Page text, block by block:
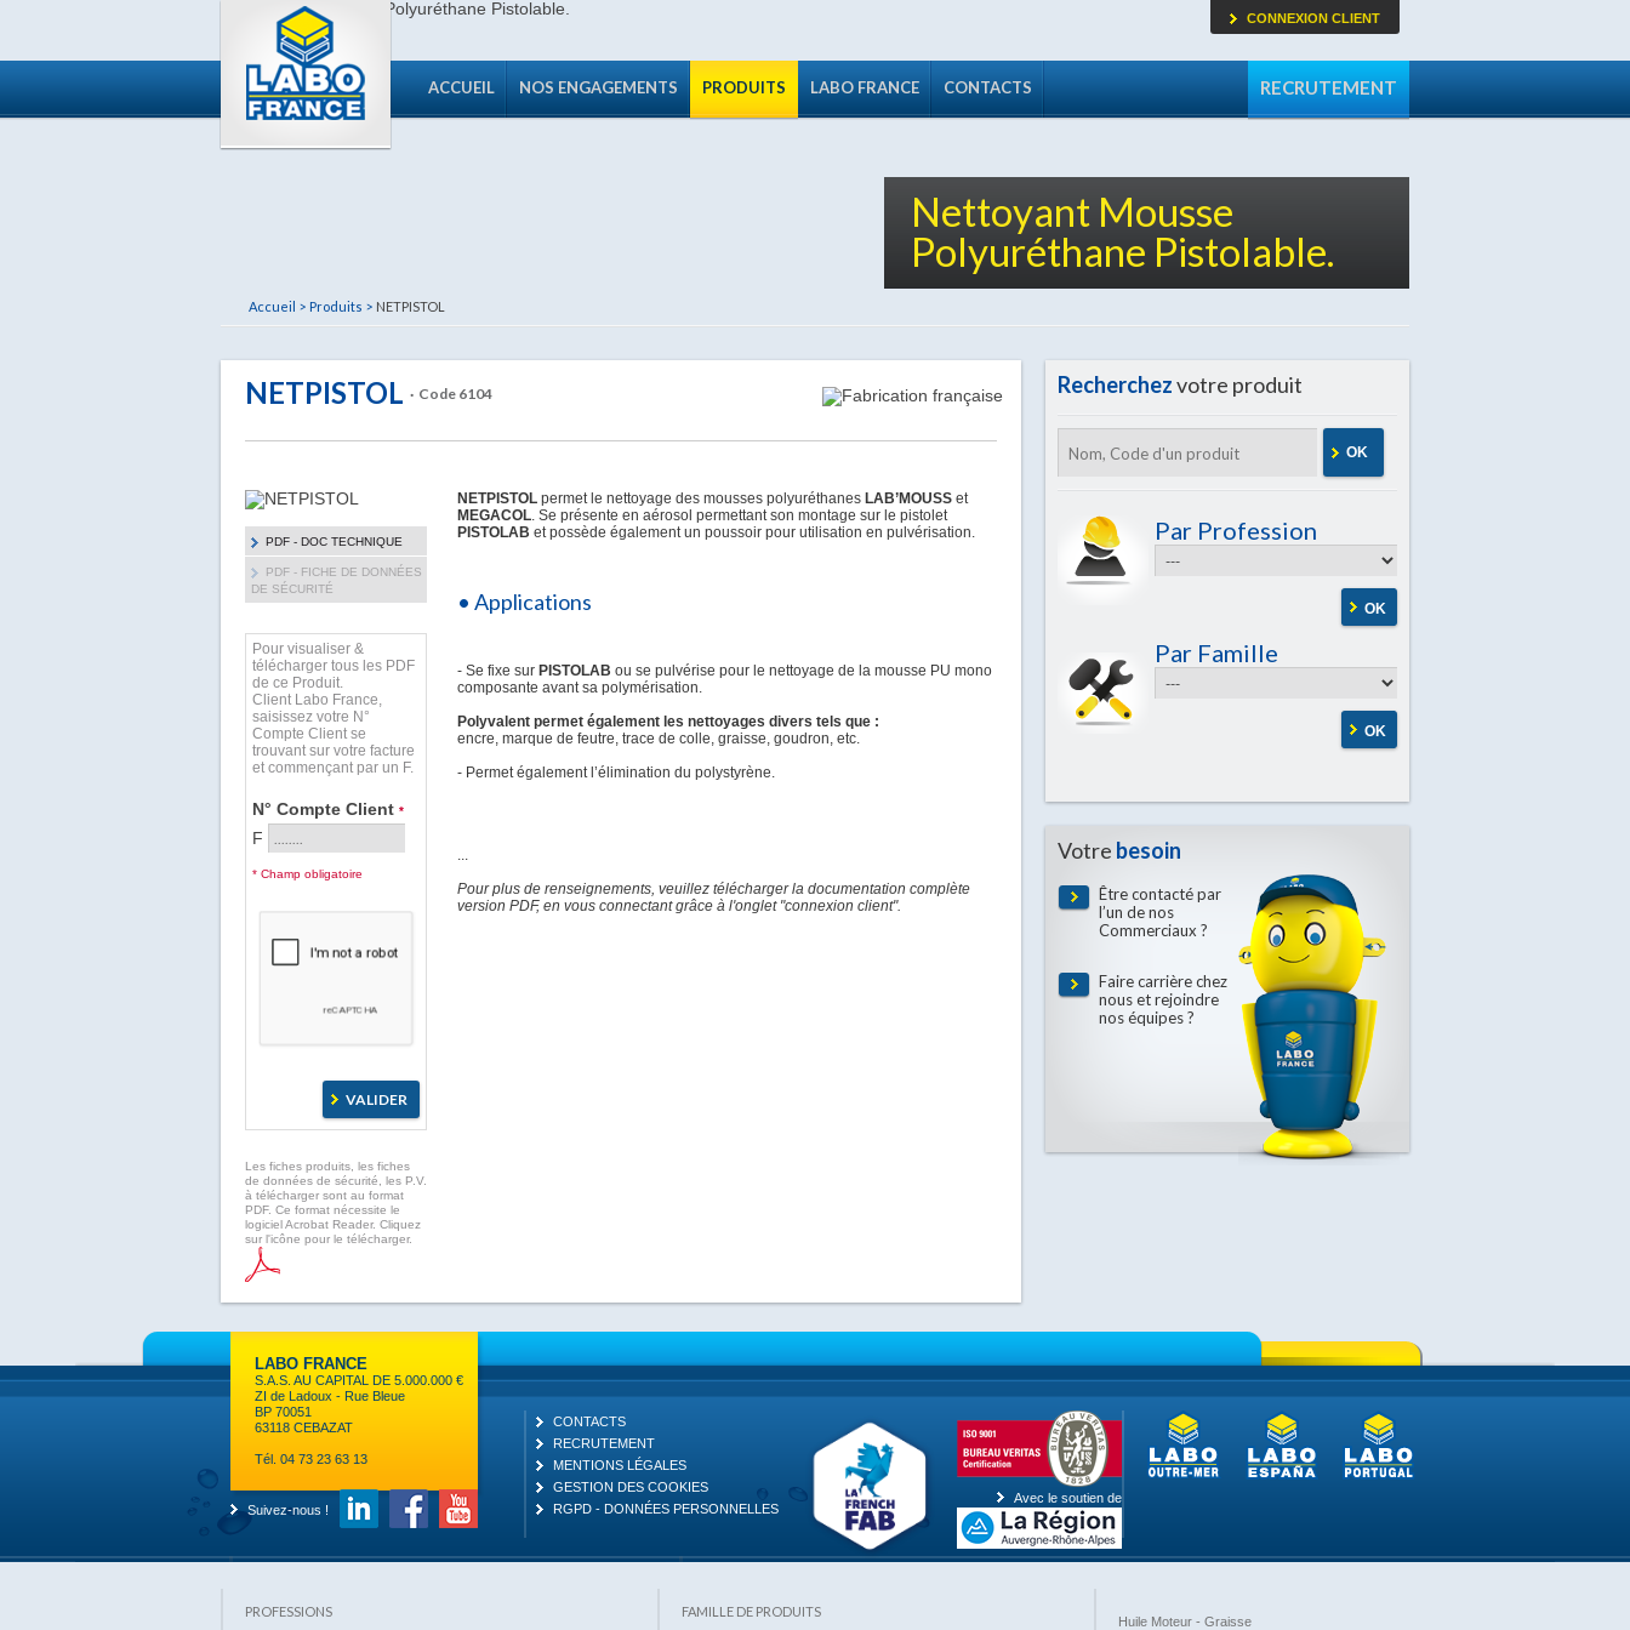
RECRUTEMENT
ACCUEIL NOS ENGAGEMENTS PRODUITS LABO FRANCE CONTACTS
CONNEXION CLIENT
Nettoyant Mousse
Polyuréthane Pistolable.
Accueil > Produits > NETPISTOL
NETPISTOL · Code 6104
PDF - DOC TECHNIQUE
PDF - FICHE DE DONNÉES
DE SÉCURITÉ
Pour visualiser &
télécharger tous les PDF
de ce Produit.
Client Labo France,
saisissez votre N°
Compte Client se
trouvant sur votre facture
et commençant par un F.
N° Compte Client *
F
* Champ obligatoire
Les fiches produits, les fiches
de données de sécurité, les P.V.
à télécharger sont au format
PDF. Ce format nécessite le
logiciel Acrobat Reader. Cliquez
sur l'icône pour le télécharger.
NETPISTOL permet le nettoyage des mousses polyuréthanes LAB’MOUSS et
MEGACOL. Se présente en aérosol permettant son montage sur le pistolet
PISTOLAB et possède également un poussoir pour utilisation en pulvérisation.
• Applications
- Se fixe sur PISTOLAB ou se pulvérise pour le nettoyage de la mousse PU mono
composante avant sa polymérisation.
Polyvalent permet également les nettoyages divers tels que :
encre, marque de feutre, trace de colle, graisse, goudron, etc.
- Permet également l’élimination du polystyrène.
...
Pour plus de renseignements, veuillez télécharger la documentation complète
version PDF, en vous connectant grâce à l'onglet "connexion client".
Recherchezvotre produit
OK
Par Profession
OK
Par Famille
OK
Votre besoin
Être contacté par
l’un de nos
Commerciaux ?
Faire carrière chez
nous et rejoindre
nos équipes ?
LABO FRANCE
S.A.S. AU CAPITAL DE 5.000.000 €
ZI de Ladoux - Rue Bleue
BP 70051
63118 CEBAZAT
Tél. 04 73 23 63 13
Suivez-nous !
CONTACTS
RECRUTEMENT
MENTIONS LÉGALES
GESTION DES COOKIES
RGPD - DONNÉES PERSONNELLES
Avec le soutien de
PROFESSIONS FAMILLE DE PRODUITS
Huile Moteur - Graisse